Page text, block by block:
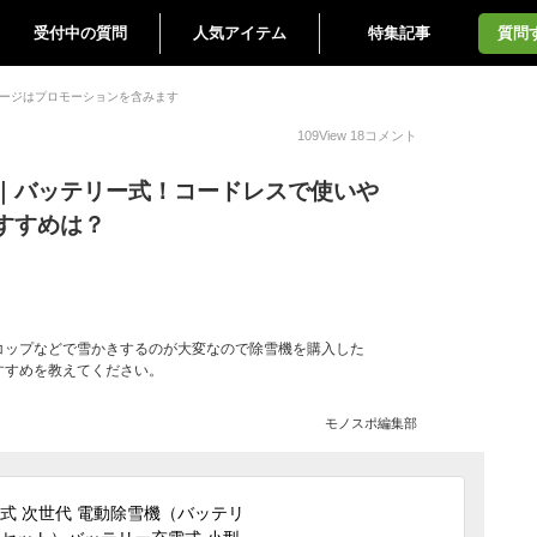
受付中の質問 人気アイテム 特集記事 質問
ジはプロモーションを含みます
109View 18コメント
バッテリー式！コードレスで使いや
すめは？
プなどで雪かきするのが大変なので除雪機を購入した
めを教えてください。
モノスポ編集部